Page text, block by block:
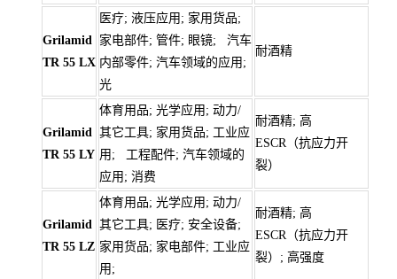
Grilamid
TR 55 LX
医疗; 液压应用; 家用货品;
家电部件; 管件; 眼镜; 汽车
内部零件; 汽车领域的应用;
光
耐酒精
Grilamid
TR 55 LY
体育用品; 光学应用; 动力/
其它工具; 家用货品; 工业应
用; 工程配件; 汽车领域的
应用; 消费
耐酒精; 高
ESCR（抗应力开
裂）
Grilamid
TR 55 LZ
体育用品; 光学应用; 动力/
其它工具; 医疗; 安全设备;
家用货品; 家电部件; 工业应
用;
耐酒精; 高
ESCR（抗应力开
裂）; 高强度